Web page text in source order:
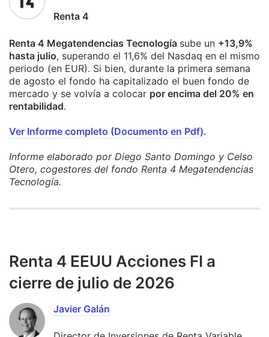
Renta 4
Renta 4 Megatendencias Tecnología sube un +13,9%
hasta julio, superando el 11,6% del Nasdaq en el mismo
periodo (en EUR). Si bien, durante la primera semana
de agosto el fondo ha capitalizado el buen fondo de
mercado y se volvía a colocar por encima del 20% en
rentabilidad.
Ver Informe completo (Documento en Pdf).
Informe elaborado por Diego Santo Domingo y Celso
Otero, cogestores del fondo Renta 4 Megatendencias
Tecnología.
Renta 4 EEUU Acciones FI a
cierre de julio de 2026
Javier Galán